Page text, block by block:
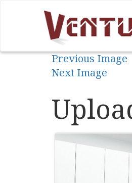
Previous Image
Next Image